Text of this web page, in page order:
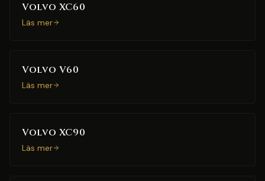
Volvo XC60
Läs mer
Volvo V60
Läs mer
Volvo XC90
Läs mer